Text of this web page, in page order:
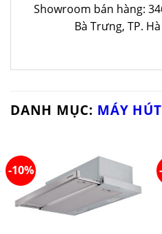
Showroom bán hàng:
Bà Trưng, TP.
DANH MỤC: MÁY
-10%